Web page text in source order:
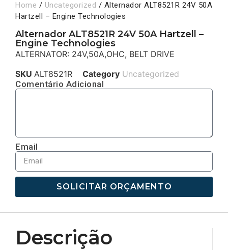
Home / Uncategorized / Alternador ALT8521R 24V 50A
Hartzell – Engine Technologies
Alternador ALT8521R 24V 50A Hartzell –
Engine Technologies
ALTERNATOR: 24V,50A,OHC, BELT DRIVE
SKU ALT8521R Category Uncategorized
Comentário Adicional
Email
SOLICITAR ORÇAMENTO
Descrição